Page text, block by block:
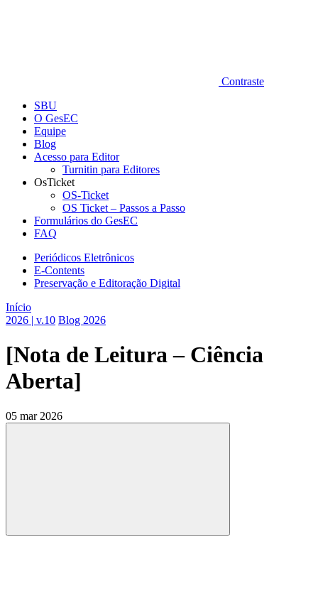
Contraste
SBU
O GesEC
Equipe
Blog
Acesso para Editor
Turnitin para Editores
OsTicket
OS-Ticket
OS Ticket – Passos a Passo
Formulários do GesEC
FAQ
Periódicos Eletrônicos
E-Contents
Preservação e Editoração Digital
Início
2026 | v.10 Blog 2026
[Nota de Leitura – Ciência
Aberta]
05 mar 2026
Compartilhar